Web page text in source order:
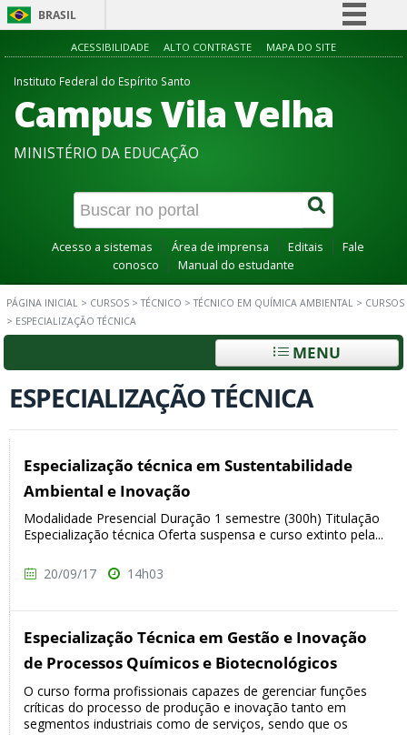
BRASIL
Simplifique!
Participe
Acesso à informação
Canais
ACESSIBILIDADE ALTO CONTRASTE MAPA DO SITE
Instituto Federal do Espírito Santo
Campus Vila Velha
MINISTÉRIO DA EDUCAÇÃO
Acesso a sistemas Área de imprensa Editais
Fale
conosco
Manual do estudante
PÁGINA INICIAL > CURSOS >TÉCNICO >TÉCNICO EM QUÍMICA AMBIENTAL > CURSOS
> ESPECIALIZAÇÃO TÉCNICA
MENU
ESPECIALIZAÇÃO TÉCNICA
Especialização técnica em Sustentabilidade
Ambiental e Inovação
Modalidade Presencial Duração 1 semestre (300h) Titulação
Especialização técnica Oferta suspensa e curso extinto pela...
20/09/17 14h03
Especialização Técnica em Gestão e Inovação
de Processos Químicos e Biotecnológicos
O curso forma profissionais capazes de gerenciar funções
críticas do processo de produção e inovação tanto em
segmentos industriais como de serviços, sendo que os